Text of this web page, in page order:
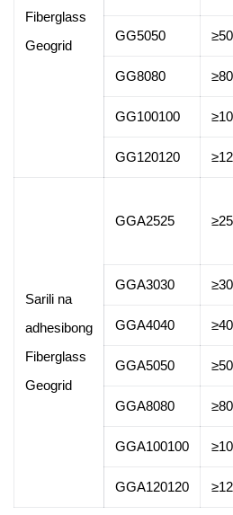
Fiberglass
Geogrid
GG5050 ≥50
GG8080 ≥80
GG100100
GG120120
Sarili na
adhesibong
Fiberglass
Geogrid
GGA2525 ≥25
GGA3030 ≥30
GGA4040 ≥40
GGA5050 ≥50
GGA8080 ≥80
GGA100100
GGA120120